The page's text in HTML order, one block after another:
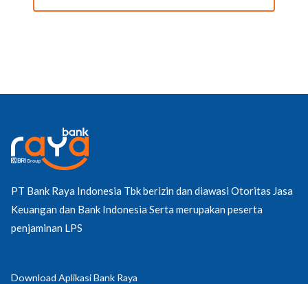
PT Bank Raya Indonesia Tbk berizin dan diawasi Otoritas Jasa
Keuangan dan Bank Indonesia Serta merupakan peserta
penjaminan LPS
Download Aplikasi Bank Raya